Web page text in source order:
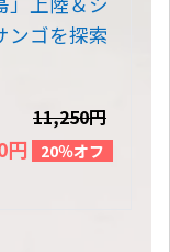
ンゴを探索
11,250円
円 20％オフ